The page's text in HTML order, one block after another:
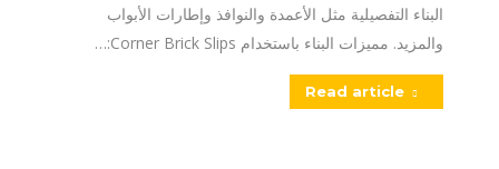
البناء التفصيلية مثل الأعمدة والنوافذ وإطارات الأبواب
والمزيد. مميزات البناء باستخدام Corner Brick Slips:…
Read article